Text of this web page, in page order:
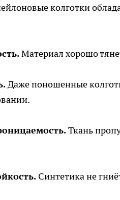
колготки
Материал хорошо
Даже поношенные
Ткань
Синтетика не